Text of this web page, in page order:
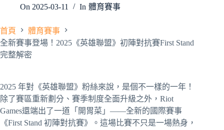
On 2025-03-11 In 體育賽事
首頁
體育賽事
全新賽事登場！2025《英雄聯盟》初陣對抗賽First Stand
完整解密
2025 年對《英雄聯盟》粉絲來說，是個不一樣的一年！
除了賽區重新劃分、賽季制度全面升級之外，Riot
Games還端出了一道「開胃菜」——全新的國際賽事
《First Stand 初陣對抗賽》。這場比賽不只是一場熱身，